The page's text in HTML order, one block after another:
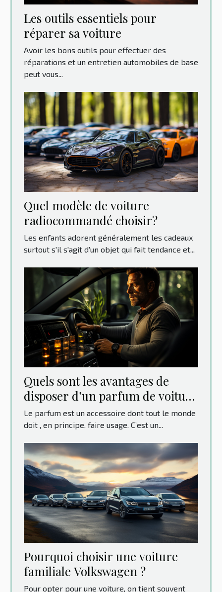
Les outils essentiels pour
réparer sa voiture
Avoir les bons outils pour effectuer des
réparations et un entretien automobiles de base
peut vous...
Quel modèle de voiture
radiocommandé choisir?
Les enfants adorent généralement les cadeaux
surtout s'il s'agit d'un objet qui fait tendance et...
Quels sont les avantages de
disposer d’un parfum de voiture
original ?
Le parfum est un accessoire dont tout le monde
doit , en principe, faire usage. C’est un...
Pourquoi choisir une voiture
familiale Volkswagen ?
Pour opter pour une voiture, on tient souvent